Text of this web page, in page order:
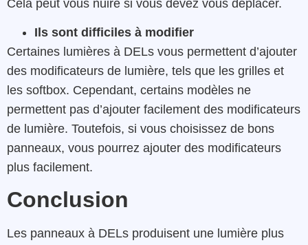
Cela peut vous nuire si vous devez vous déplacer.
Ils sont difficiles à modifier
Certaines lumières à DELs vous permettent d’ajouter
des modificateurs de lumière, tels que les grilles et
les softbox. Cependant, certains modèles ne
permettent pas d’ajouter facilement des modificateurs
de lumière. Toutefois, si vous choisissez de bons
panneaux, vous pourrez ajouter des modificateurs
plus facilement.
Conclusion
Les panneaux à DELs produisent une lumière plus